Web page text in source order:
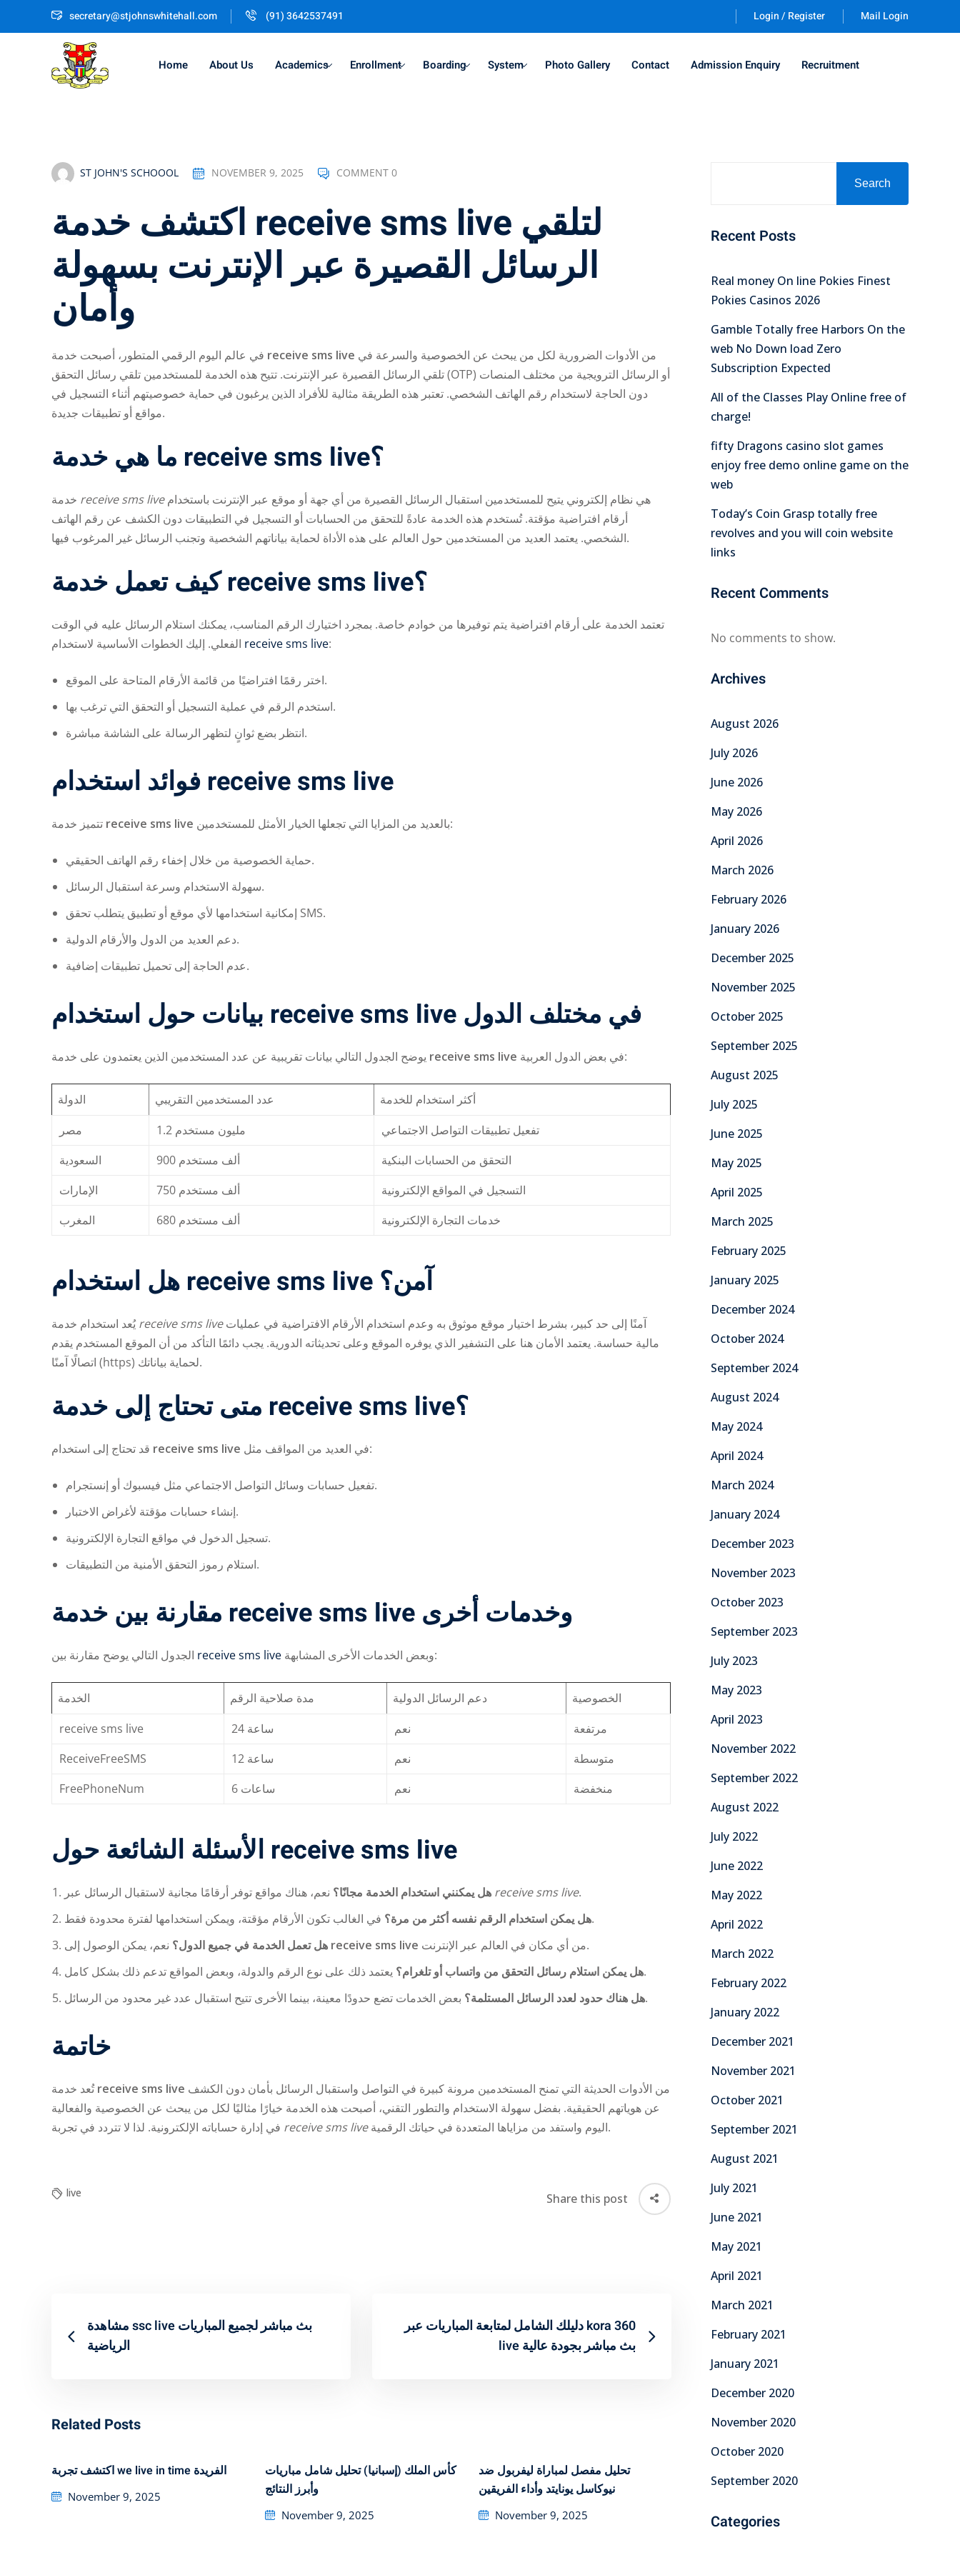
secretary@stjohnswhitehall.com (91) 3642537491 Login / Register Mail Login
Home About Us Academics Enrollment Boarding System Photo Gallery Contact Admission Enquiry Recruitment
ST JOHN'S SCHOOOL NOVEMBER 9, 2025 COMMENT 0
اكتشف خدمة receive sms live لتلقي
الرسائل القصيرة عبر الإنترنت بسهولة
وأمان
receive sms live
تلقي الرسائل القصيرة عبر الإنترنت. تتيح هذه الخدمة للمستخدمين تلقي رسائل التحقق (OTP) أو الرسائل الترويجية من مختلف المنصات
دون الحاجة لاستخدام رقم الهاتف الشخصي. تعتبر هذه الطريقة مثالية للأفراد الذين يرغبون في حماية خصوصيتهم أثناء التسجيل في
مواقع أو تطبيقات جديدة.
ما هي خدمة receive sms live؟
receive sms liveهي نظام إلكتروني يتيح للمستخدمين استقبال الرسائل القصيرة من أي جهة أو موقع عبر الإنترنت باستخدام
أرقام افتراضية مؤقتة. تُستخدم هذه الخدمة عادةً للتحقق من الحسابات أو التسجيل في التطبيقات دون الكشف عن رقم الهاتف
الشخصي. يعتمد العديد من المستخدمين حول العالم على هذه الأداة لحماية بياناتهم الشخصية وتجنب الرسائل غير المرغوب فيها.
كيف تعمل خدمة receive sms live؟
تعتمد الخدمة على أرقام افتراضية يتم توفيرها من خوادم خاصة. بمجرد اختيارك الرقم المناسب، يمكنك استلام الرسائل عليه في الوقت
receive sms live:
اختر رقمًا افتراضيًا من قائمة الأرقام المتاحة على الموقع.
استخدم الرقم في عملية التسجيل أو التحقق التي ترغب بها.
انتظر بضع ثوانٍ لتظهر الرسالة على الشاشة مباشرة.
فوائد استخدام receive sms live
receive sms live بالعديد من المزايا التي تجعلها الخيار الأمثل للمستخدمين:
حماية الخصوصية من خلال إخفاء رقم الهاتف الحقيقي.
سهولة الاستخدام وسرعة استقبال الرسائل.
إمكانية استخدامها لأي موقع أو تطبيق يتطلب تحقق SMS.
دعم العديد من الدول والأرقام الدولية.
عدم الحاجة إلى تحميل تطبيقات إضافية.
بيانات حول استخدام receive sms live في مختلف الدول
receive sms live في بعض الدول العربية:
الدولة عدد المستخدمين التقريبي
أكثر استخدام للخدمة
مصر
1.2 مليون مستخدم
تفعيل تطبيقات التواصل الاجتماعي
السعودية
900 ألف مستخدم
التحقق من الحسابات البنكية
الإمارات
750 ألف مستخدم
التسجيل في المواقع الإلكترونية
المغرب
680 ألف مستخدم خدمات التجارة الإلكترونية
هل استخدام receive sms live آمن؟
يُعد استخدام خدمةreceive sms liveآمنًا إلى حد كبير، بشرط اختيار موقع موثوق به وعدم استخدام الأرقام الافتراضية في عمليات
مالية حساسة. يعتمد الأمان هنا على التشفير الذي يوفره الموقع وعلى تحديثاته الدورية. يجب دائمًا التأكد من أن الموقع المستخدم يقدم
اتصالًا آمنًا (https) لحماية بياناتك.
متى تحتاج إلى خدمة receive sms live؟
receive sms live في العديد من المواقف مثل:
تفعيل حسابات وسائل التواصل الاجتماعي مثل فيسبوك أو إنستجرام.
إنشاء حسابات مؤقتة لأغراض الاختبار.
تسجيل الدخول في مواقع التجارة الإلكترونية.
استلام رموز التحقق الأمنية من التطبيقات.
مقارنة بين خدمة receive sms live وخدمات أخرى
receive sms live وبعض الخدمات الأخرى المشابهة:
الخدمة مدة صلاحية الرقم دعم الرسائل الدولية
الخصوصية
receive sms live
24 ساعة نعم
مرتفعة
ReceiveFreeSMS
12 ساعة نعم
متوسطة
FreePhoneNum
6 ساعات نعم منخفضة
الأسئلة الشائعة حول receive sms live
هل يمكنني استخدام الخدمة مجانًا؟ receive sms live.
هل يمكن استخدام الرقم نفسه أكثر من مرة؟في الغالب تكون الأرقام مؤقتة، ويمكن استخدامها لفترة محدودة فقط.
هل تعمل الخدمة في جميع الدول؟ receive sms live
من أي مكان في العالم عبر الإنترنت.
هل يمكن استلام رسائل التحقق من واتساب أو تلغرام؟يعتمد ذلك على نوع الرقم والدولة، وبعض المواقع تدعم ذلك بشكل كامل.
هل هناك حدود لعدد الرسائل المستلمة؟بعض الخدمات تضع حدودًا معينة، بينما الأخرى تتيح استقبال عدد غير محدود من الرسائل.
خاتمة
تُعد خدمةreceive sms live
عن هوياتهم الحقيقية. بفضل سهولة الاستخدام والتطور التقني، أصبحت هذه الخدمة خيارًا مثاليًا لكل من يبحث عن الخصوصية والفعالية
receive sms live اليوم واستفد من مزاياها المتعددة في حياتك الرقمية.
live Share this post
مشاهدة ssc live بث مباشر لجميع المباريات
الرياضية
دليلك الشامل لمتابعة المباريات عبر kora 360
live بث مباشر بجودة عالية
Related Posts
اكتشف تجربة we live in time الفريدة
Posted
November 9, 2025
تحليل شامل مباريات ‎كأس الملك (إسبانيا)
وأبرز النتائج
Posted
November 9, 2025
تحليل مفصل لمباراة ليفربول ضد
نيوكاسل يونايتد وأداء الفريقين
Posted
November 9, 2025
Search
Recent Posts
Real money On line Pokies Finest
Pokies Casinos 2026
Gamble Totally free Harbors On the
web No Down load Zero
Subscription Expected
All of the Classes Play Online free of
charge!
fifty Dragons casino slot games
enjoy free demo online game on the
web
Today’s Coin Grasp totally free
revolves and you will coin website
links
Recent Comments
No comments to show.
Archives
August 2026
July 2026
June 2026
May 2026
April 2026
March 2026
February 2026
January 2026
December 2025
November 2025
October 2025
September 2025
August 2025
July 2025
June 2025
May 2025
April 2025
March 2025
February 2025
January 2025
December 2024
October 2024
September 2024
August 2024
May 2024
April 2024
March 2024
January 2024
December 2023
November 2023
October 2023
September 2023
July 2023
May 2023
April 2023
November 2022
September 2022
August 2022
July 2022
June 2022
May 2022
April 2022
March 2022
February 2022
January 2022
December 2021
November 2021
October 2021
September 2021
August 2021
July 2021
June 2021
May 2021
April 2021
March 2021
February 2021
January 2021
December 2020
November 2020
October 2020
September 2020
Categories
Don’t have an account?
Remember me Lost your password?